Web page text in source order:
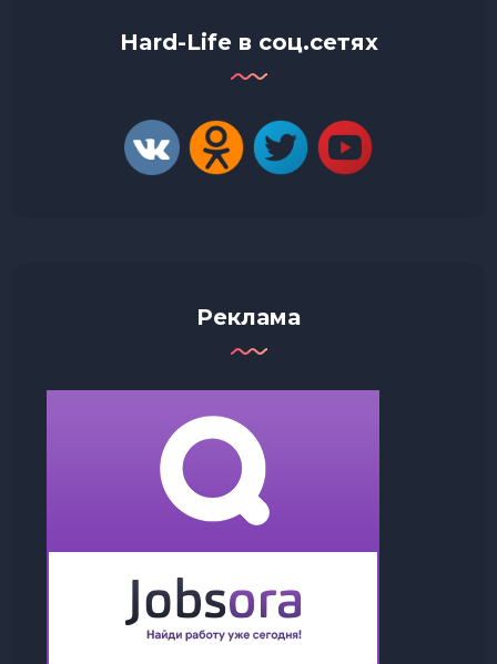
Hard-Life в соц.сетях
Реклама